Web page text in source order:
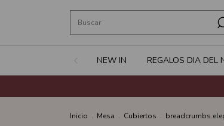
NEW IN REGALOS DIA DEL
Inicio . Mesa . Cubiertos .